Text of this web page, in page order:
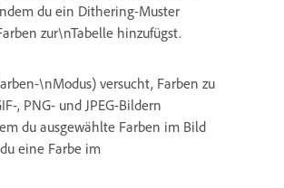
du ein Dithering-Muster
zur\nTabelle hinzufügst.
\nModus) versucht, Farben zu
, PNG- und JPEG-Bildern
du ausgewählte Farben im Bild
eine Farbe im